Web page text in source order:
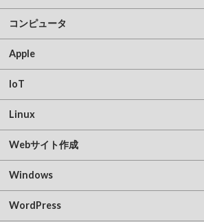
コンピュータ
Apple
IoT
Linux
Webサイト作成
Windows
WordPress